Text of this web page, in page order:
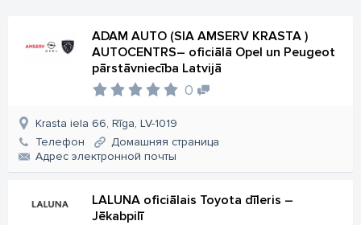
ADAM AUTO (SIA AMSERV KRASTA )
AUTOCENTRS– oficiālā Opel un Peugeot
pārstāvniecība Latvijā
0
Krasta iela 66, Rīga, LV-1019
Телефон
Домашняя страница
Aдрес электронной почты
LALUNA oficiālais Toyota dīleris –
Jēkabpilī